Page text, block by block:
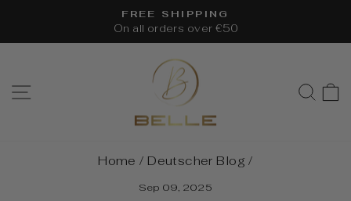
content
Pause
FREE SHIPPING
On all orders over €50
SITE NAVIGATION
Home / Deutscher Blog /
Sep 09, 2025